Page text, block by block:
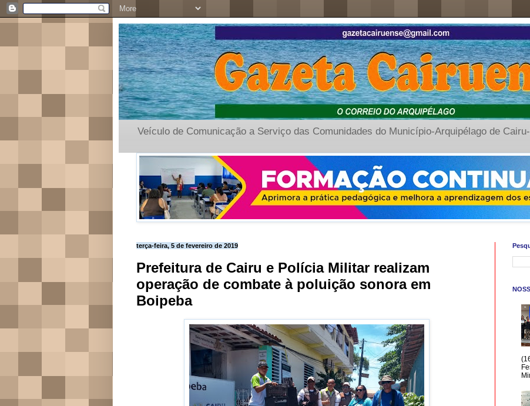
Veículo de Comunicação a Serviço das Comunidades do Município-Arquipélago de
terça-feira, 5 de fevereiro de 2019
Prefeitura de Cairu e Polícia Militar realizam
operação de combate à poluição sonora em
Boipeba